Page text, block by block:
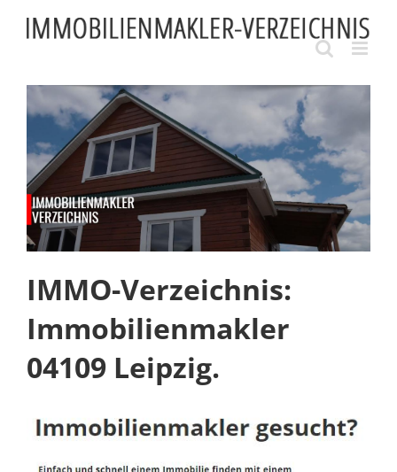
content
IMMO-Verzeichnis:
Immobilienmakler
04109 Leipzig.